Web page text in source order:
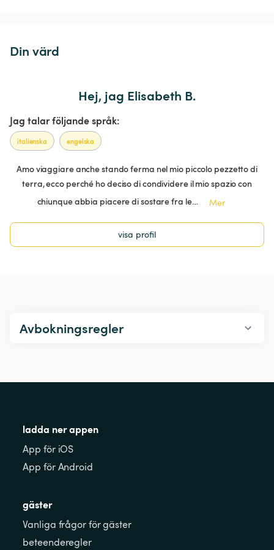
Din värd
Hej, jag Elisabeth B.
Jag talar följande språk:
italienska engelska
Amo viaggiare anche stando ferma nel mio piccolo pezzetto di
terra, ecco perché ho deciso di condividere il mio spazio con
chiunque abbia piacere di sostare fra le…
Mer
visa profil
Avbokningsregler
ladda ner appen
App för iOS
App för Android
gäster
Vanliga frågor för gäster
beteenderegler